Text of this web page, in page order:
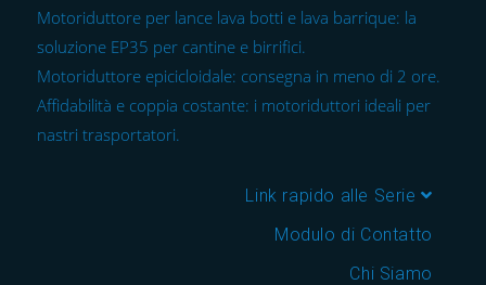
Motoriduttore per lance lava botti e lava barrique: la
soluzione EP35 per cantine e birrifici.
Motoriduttore epicicloidale: consegna in meno di 2 ore.
Affidabilità e coppia costante: i motoriduttori ideali per
nastri trasportatori.
Link rapido alle Serie
Modulo di Contatto
Chi Siamo